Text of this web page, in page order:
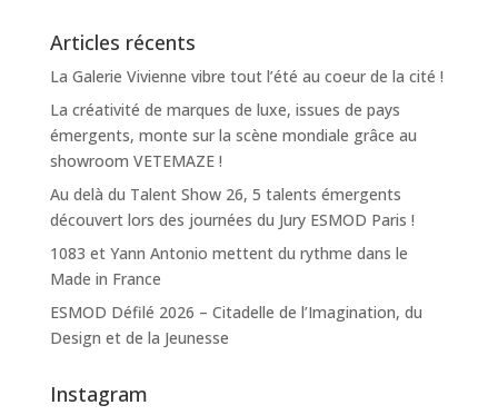
Articles récents
La Galerie Vivienne vibre tout l’été au coeur de la cité !
La créativité de marques de luxe, issues de pays
émergents, monte sur la scène mondiale grâce au
showroom VETEMAZE !
Au delà du Talent Show 26, 5 talents émergents
découvert lors des journées du Jury ESMOD Paris !
1083 et Yann Antonio mettent du rythme dans le
Made in France
ESMOD Défilé 2026 – Citadelle de l’Imagination, du
Design et de la Jeunesse
Instagram